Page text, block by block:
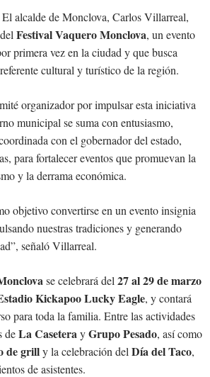
alcalde de Monclova, Carlos Villarreal,
Festival Vaquero Monclova, un evento
primera vez en la ciudad y que busca
cultural y turístico de la región.
organizador por impulsar esta iniciativa
municipal se suma con entusiasmo,
con el gobernador del estado,
para fortalecer eventos que promuevan la
y la derrama económica.
objetivo convertirse en un evento insignia
nuestras tradiciones y generando
señaló Villarreal.
se celebrará del 27 al 29 de marzo
Kickapoo Lucky Eagle, y contará
para toda la familia. Entre las actividades
deLa CaseterayGrupo Pesado, así como
de grilly la celebración del Día del Taco,
de asistentes.